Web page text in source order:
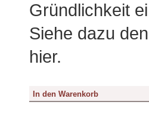
Gründlichkeit
Siehe dazu
hier.